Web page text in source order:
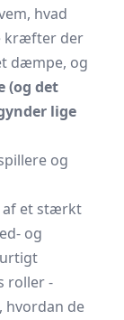
hvad
kræfter der
dæmpe, og
(og det
lige
og
af et stærkt
og
roller -
de